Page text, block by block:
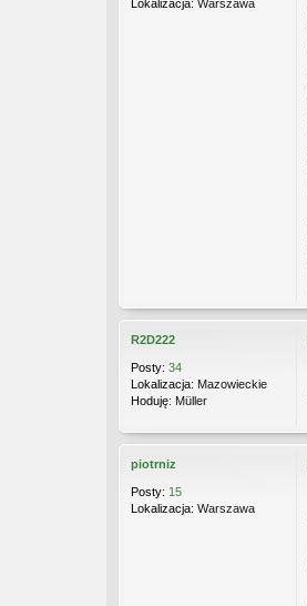
Lokalizacja: Warszawa
R2D222
Posty: 34
Lokalizacja: Mazowieckie
Hoduję: Müller
piotrniz
Posty: 15
Lokalizacja: Warszawa